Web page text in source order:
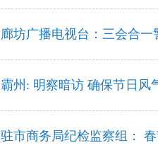
廊坊广播电视台：三会合
霸州: 明察暗访 确保节日风
驻市商务局纪检监察组：